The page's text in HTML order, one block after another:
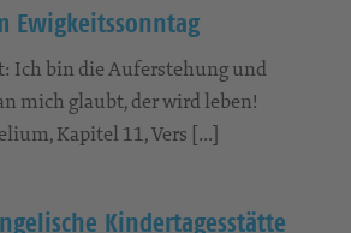
Ewigkeitssonntag
Ich bin die Auferstehung und
mich glaubt, der wird leben!
Kapitel 11, Vers […]
Kindertagesstätte